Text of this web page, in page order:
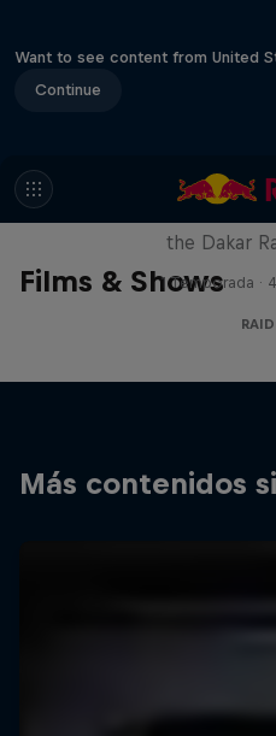
Want to see content from United
Continue
Films & Shows
Journey
the Dakar
1 Temporada ·
RAID
Más contenidos